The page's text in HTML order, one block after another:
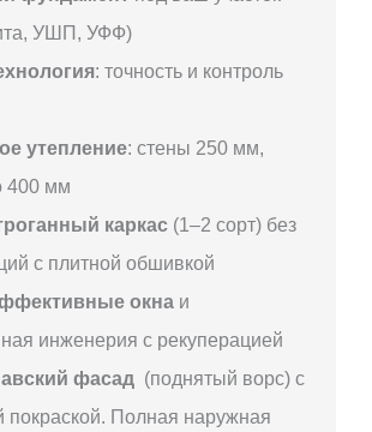
УШП, УФФ)
: точность и контроль
утепление: стены 250 мм,
400 мм
каркас (1–2 сорт) без
с плитной обшивкой
окна и
инженерия с рекуперацией
фасад (поднятый ворс) с
покраской. Полная наружная